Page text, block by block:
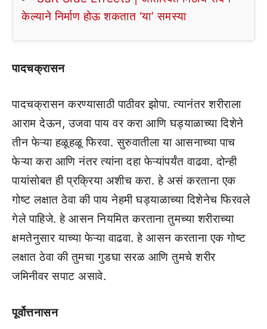
केल्याने निर्माण होऊ शकतात ‘या’ समस्या
पादचक्रासन
पादचक्रासन करण्यासाठी पाठीवर झोपा. त्यानंतर शरीराला
आराम देऊन, उजवा पाय वर करा आणि घड्याळाच्या दिशेने
तीन फेऱ्या हळूहळू फिरवा. सुरुवातीला या आसनाच्या पाच
फेऱ्या करा आणि नंतर त्यांना दहा फेऱ्यांपर्यंत वाढवा. दोन्ही
पायांसोबत ही प्रक्रिया अशीच करा. हे असं करताना एक
गोष्ट लक्षात ठेवा की पाय नेहमी घड्याळाच्या दिशेनेच फिरवले
गेले पाहिजे. हे आसन नियमित करताना तुमच्या शरीराच्या
क्षमतेनुसार याच्या फेऱ्या वाढवा. हे आसन करताना एक गोष्ट
लक्षात ठेवा की तुमचा गुडघा सरळ आणि तुमचे शरीर
जमिनीवर सपाट असावे.
पूर्वोत्तनासन